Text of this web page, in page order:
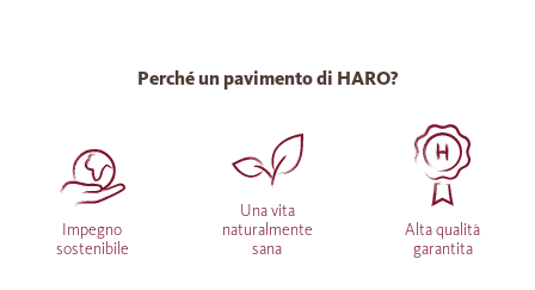
Perché un pavimento di HARO?
Impegno
sostenibile
Una vita
naturalmente
sana
Alta qualità
garantita